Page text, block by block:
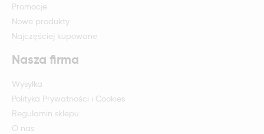
Promocje
Nowe produkty
Najczęściej kupowane
Nasza firma
Wysyłka
Polityka Prywatności i Cookies
Regulamin sklepu
O nas